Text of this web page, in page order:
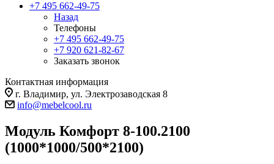
+7 495 662-49-75
Назад
Телефоны
+7 495 662-49-75
+7 920 621-82-67
Заказать звонок
Контактная информация
г. Владимир, ул. Электрозаводская 8
info@mebelcool.ru
Модуль Комфорт 8-100.2100
(1000*1000/500*2100)